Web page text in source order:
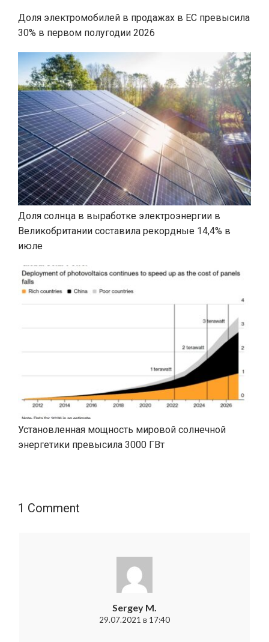
Доля электромобилей в продажах в ЕС превысила
30% в первом полугодии 2026
Доля солнца в выработке электроэнергии в
Великобритании составила рекордные 14,4% в
июле
Установленная мощность мировой солнечной
энергетики превысила 3000 ГВт
1 Comment
Sergey M.
29.07.2021 в 17:40